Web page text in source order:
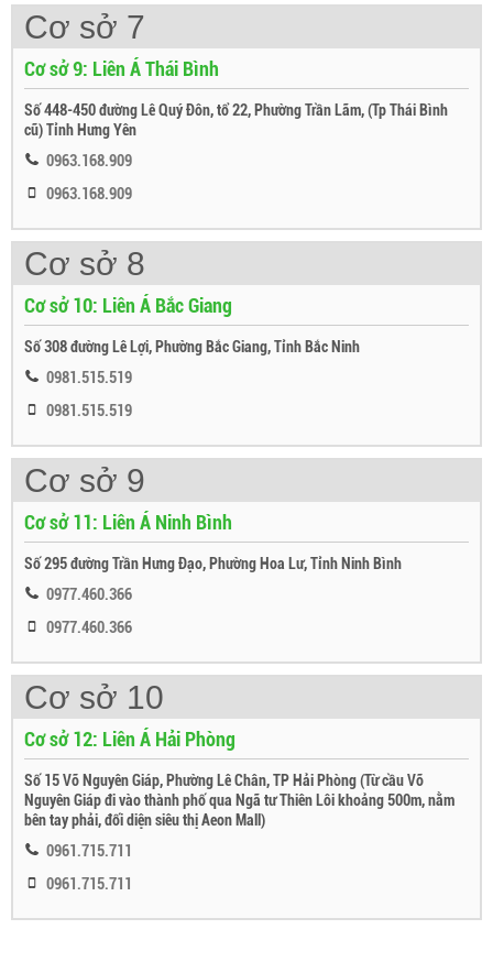
Cơ sở 7
Cơ sở 9: Liên Á Thái Bình
Số 448-450 đường Lê Quý Đôn, tổ 22, Phường Trần Lãm, (Tp Thái Bình
cũ) Tỉnh Hưng Yên
0963.168.909
0963.168.909
Cơ sở 8
Cơ sở 10: Liên Á Bắc Giang
Số 308 đường Lê Lợi, Phường Bắc Giang, Tỉnh Bắc Ninh
0981.515.519
0981.515.519
Cơ sở 9
Cơ sở 11: Liên Á Ninh Bình
Số 295 đường Trần Hưng Đạo, Phường Hoa Lư, Tỉnh Ninh Bình
0977.460.366
0977.460.366
Cơ sở 10
Cơ sở 12: Liên Á Hải Phòng
Số 15 Võ Nguyên Giáp, Phường Lê Chân, TP Hải Phòng (Từ cầu Võ
Nguyên Giáp đi vào thành phố qua Ngã tư Thiên Lôi khoảng 500m, nằm
bên tay phải, đối diện siêu thị Aeon Mall)
0961.715.711
0961.715.711